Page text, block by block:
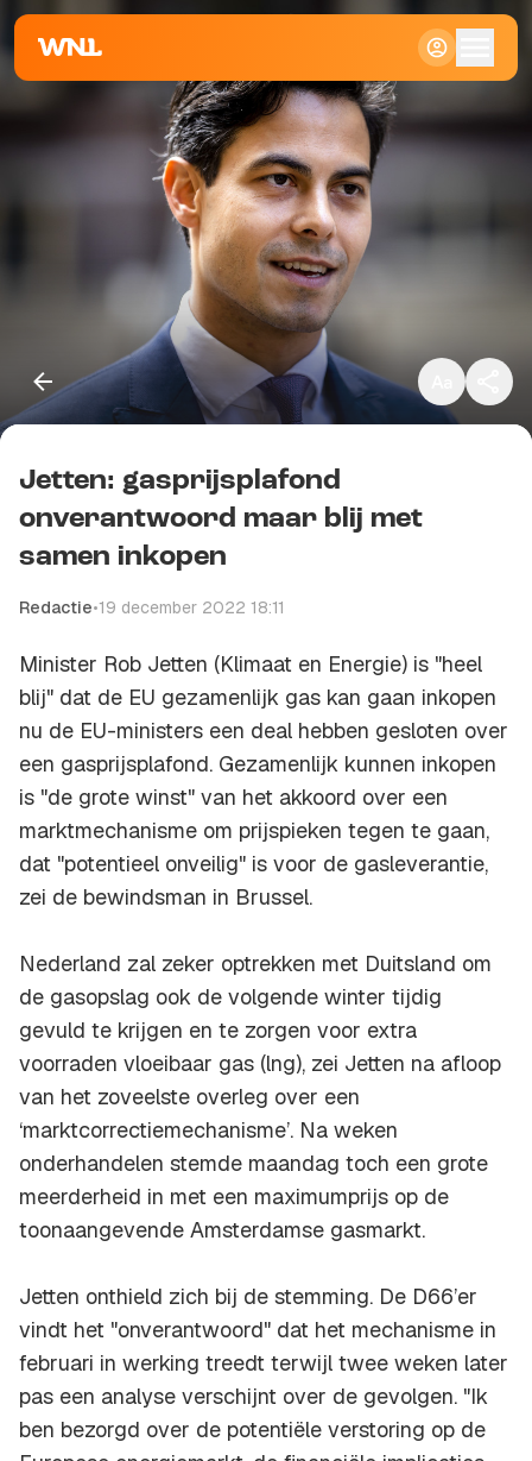
Jetten: gasprijsplafond
onverantwoord maar blij met
samen inkopen
Redactie•19 december 2022 18:11
Minister Rob Jetten (Klimaat en Energie) is "heel
blij" dat de EU gezamenlijk gas kan gaan inkopen
nu de EU-ministers een deal hebben gesloten over
een gasprijsplafond. Gezamenlijk kunnen inkopen
is "de grote winst" van het akkoord over een
marktmechanisme om prijspieken tegen te gaan,
dat "potentieel onveilig" is voor de gasleverantie,
zei de bewindsman in Brussel.
Nederland zal zeker optrekken met Duitsland om
de gasopslag ook de volgende winter tijdig
gevuld te krijgen en te zorgen voor extra
voorraden vloeibaar gas (lng), zei Jetten na afloop
van het zoveelste overleg over een
‘marktcorrectiemechanisme’. Na weken
onderhandelen stemde maandag toch een grote
meerderheid in met een maximumprijs op de
toonaangevende Amsterdamse gasmarkt.
Jetten onthield zich bij de stemming. De D66’er
vindt het "onverantwoord" dat het mechanisme in
februari in werking treedt terwijl twee weken later
pas een analyse verschijnt over de gevolgen. "Ik
ben bezorgd over de potentiële verstoring op de